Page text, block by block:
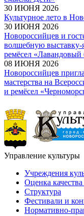
30 ИЮНЯ 2026
Культурное лето в
30 ИЮНЯ 2026
Новороссийцев и
волшебную выставку-
ремёсел «Лавандовый
08 ИЮНЯ 2026
Новороссийцев
мастерства на
и ремёсел
Управление культуры
Учреждения
Оценка
Структура
Фестивали и
Нормативно-